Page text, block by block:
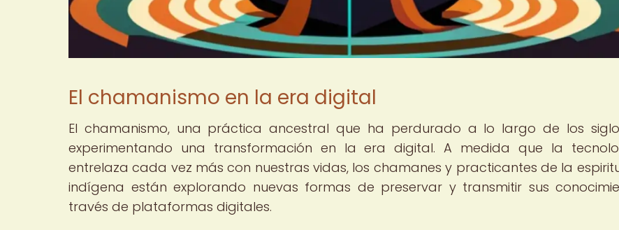
El chamanismo en la era digital
El chamanismo, una práctica ancestral que ha perdurado a lo largo de los
experimentando una transformación en la era digital. A medida que la
entrelaza cada vez más con nuestras vidas, los chamanes y practicantes de la
indígena están explorando nuevas formas de preservar y transmitir sus
través de plataformas digitales.